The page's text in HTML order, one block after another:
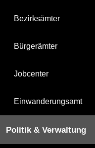
Bezirksämter
Bürgerämter
Jobcenter
Einwanderungsamt
Politik & Verwaltung